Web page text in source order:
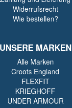
Widerrufsrecht
Wie bestellen?
UNSERE MARKEN
Alle Marken
Croots England
FLEXFIT
KRIEGHOFF
UNDER ARMOUR